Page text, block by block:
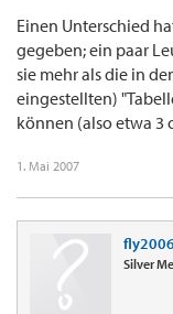
Einen Unterschied
gegeben; ein paar
sie mehr als die in
eingestellten)
können (also etwa 3
1. Mai 2007
fly2006
Silver